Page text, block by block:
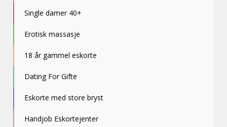
Single damer 40+
Erotisk massasje
18 år gammel eskorte
Dating For Gifte
Eskorte med store bryst
Handjob Eskortejenter